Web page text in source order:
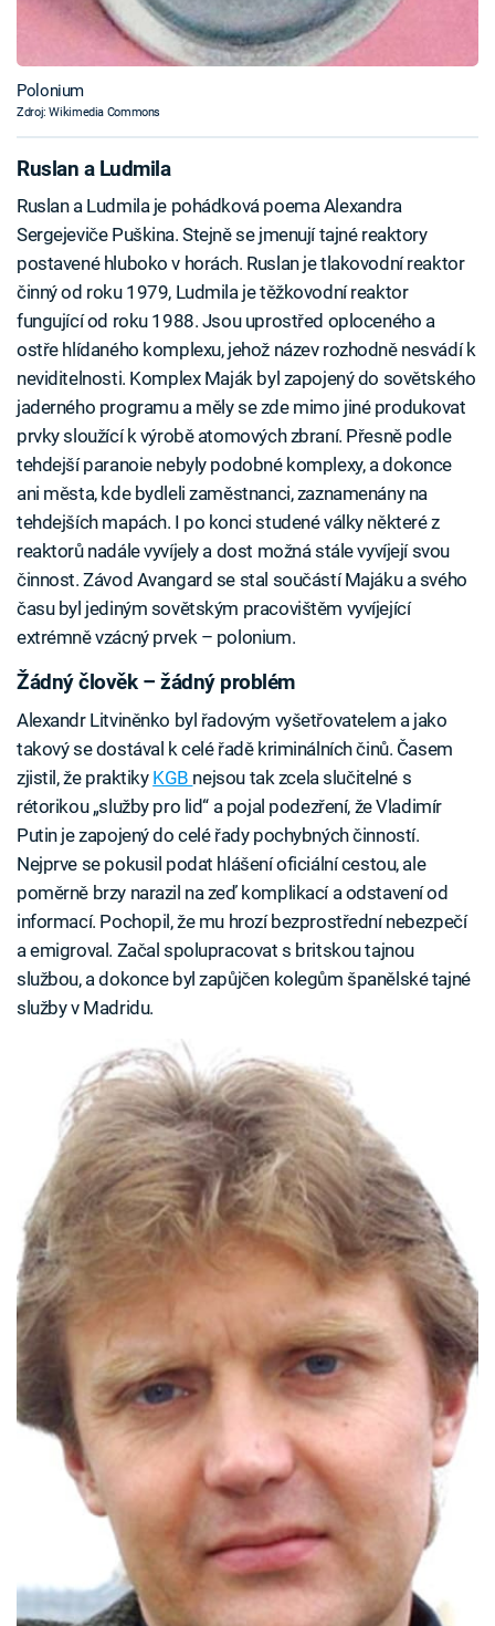
Polonium
Zdroj: Wikimedia Commons
Ruslan a Ludmila
Ruslan a Ludmila je pohádková poema Alexandra
Sergejeviče Puškina. Stejně se jmenují tajné reaktory
postavené hluboko v horách. Ruslan je tlakovodní reaktor
činný od roku 1979, Ludmila je těžkovodní reaktor
fungující od roku 1988. Jsou uprostřed oploceného a
ostře hlídaného komplexu, jehož název rozhodně nesvádí k
neviditelnosti. Komplex Maják byl zapojený do sovětského
jaderného programu a měly se zde mimo jiné produkovat
prvky sloužící k výrobě atomových zbraní. Přesně podle
tehdejší paranoie nebyly podobné komplexy, a dokonce
ani města, kde bydleli zaměstnanci, zaznamenány na
tehdejších mapách. I po konci studené války některé z
reaktorů nadále vyvíjely a dost možná stále vyvíjejí svou
činnost. Závod Avangard se stal součástí Majáku a svého
času byl jediným sovětským pracovištěm vyvíjející
extrémně vzácný prvek – polonium.
Žádný člověk – žádný problém
Alexandr Litviněnko byl řadovým vyšetřovatelem a jako
takový se dostával k celé řadě kriminálních činů. Časem
zjistil, že praktiky KGB nejsou tak zcela slučitelné s
rétorikou „služby pro lid“ a pojal podezření, že Vladimír
Putin je zapojený do celé řady pochybných činností.
Nejprve se pokusil podat hlášení oficiální cestou, ale
poměrně brzy narazil na zeď komplikací a odstavení od
informací. Pochopil, že mu hrozí bezprostřední nebezpečí
a emigroval. Začal spolupracovat s britskou tajnou
službou, a dokonce byl zapůjčen kolegům španělské tajné
služby v Madridu.